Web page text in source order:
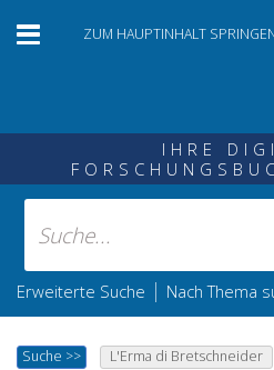
ZUM HAUPTINHALT
IHRE
Erweiterte Suche | Nach Thema
Suche >> L'Erma di Bretschneider